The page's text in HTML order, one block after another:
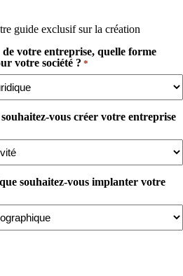
guide exclusif sur la création
votre entreprise, quelle forme
votre société ? *
vous créer votre entreprise
souhaitez-vous implanter votre